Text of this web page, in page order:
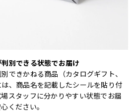
判別できる状態でお届け
できかねる商品（カタログギフト、
、商品名を記載したシールを貼り付
スタッフに分かりやすい状態でお届
ください。